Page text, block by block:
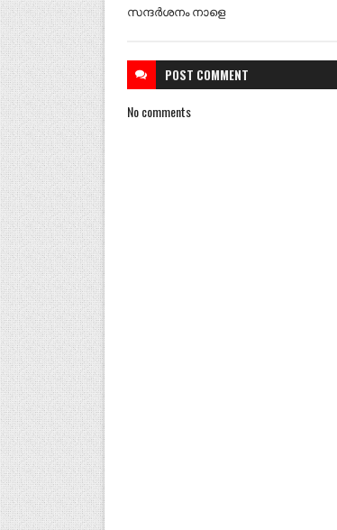
സന്ദർശനം നാളെ
POST COMMENT
No comments